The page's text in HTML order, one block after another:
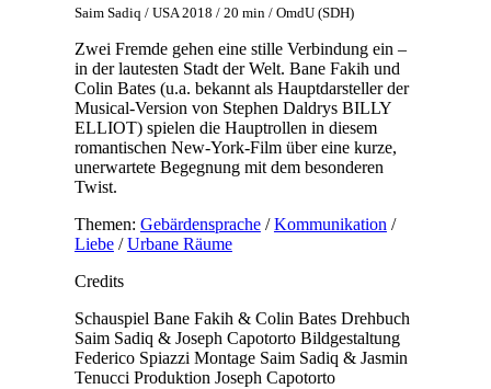
Saim Sadiq / USA 2018 / 20 min / OmdU (SDH)
Zwei Fremde gehen eine stille Verbindung ein –
in der lautesten Stadt der Welt. Bane Fakih und
Colin Bates (u.a. bekannt als Hauptdarsteller der
Musical-Version von Stephen Daldrys BILLY
ELLIOT) spielen die Hauptrollen in diesem
romantischen New-York-Film über eine kurze,
unerwartete Begegnung mit dem besonderen
Twist.
Themen: Gebärdensprache/Kommunikation /
Liebe/Urbane Räume
Credits
Schauspiel Bane Fakih & Colin Bates Drehbuch
Saim Sadiq & Joseph Capotorto Bildgestaltung
Federico Spiazzi Montage Saim Sadiq & Jasmin
Tenucci Produktion Joseph Capotorto